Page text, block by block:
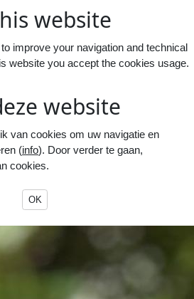
website
improve your navigation and technical
website you accept the cookies usage.
website
van cookies om uw navigatie en
(info). Door verder te gaan,
cookies.
OK